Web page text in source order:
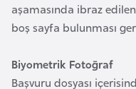
aşamasında ibraz
boş sayfa bulunması
Biyometrik Fotoğraf
Başvuru dosyası
D
n
i